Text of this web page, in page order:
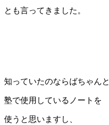
とも言ってきました。
知っていたのならばちゃんと
塾で使用しているノートを
使うと思いますし、